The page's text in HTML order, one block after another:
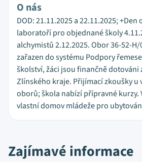
O nás
DOD: 21.11.2025 a 22.11.2025; +Den
laboratoří pro objednané školy
alchymistů 2.12.2025. Obor 36-52-
zařazen do systému Podpory
školství, žáci jsou finančně dotováni
Zlínského kraje. Přijímací zkoušky u
oborů; škola nabízí přípravné kurzy.
vlastní domov mládeže pro
Zajímavé informace